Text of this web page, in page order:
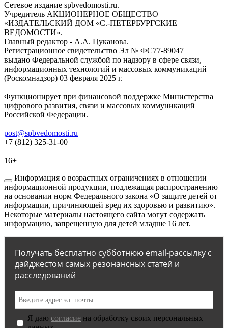
Сетевое издание spbvedomosti.ru.
Учредитель АКЦИОНЕРНОЕ ОБЩЕСТВО
«ИЗДАТЕЛЬСКИЙ ДОМ «С.-ПЕТЕРБУРГСКИЕ
ВЕДОМОСТИ».
Главный редактор - А.А. Цуканова.
Регистрационное свидетельство Эл № ФС77-89047
выдано Федеральной службой по надзору в сфере связи,
информационных технологий и массовых коммуникаций
(Роскомнадзор) 03 февраля 2025 г.
Функционирует при финансовой поддержке Министерства
цифрового развития, связи и массовых коммуникаций
Российской Федерации.
post@spbvedomosti.ru
+7 (812) 325-31-00
16+
Информация о возрастных ограничениях в отношении
информационной продукции, подлежащая распространению
на основании норм Федерального закона «О защите детей от
информации, причиняющей вред их здоровью и развитию».
Некоторые материалы настоящего сайта могут содержать
информацию, запрещенную для детей младше 16 лет.
Получать бесплатно субботнюю email-рассылку с
дайджестом самых резонансных статей и
расследований
Я даю согласие на обработку своих персональных